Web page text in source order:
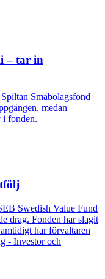
– tar in
Småbolagsfond
medan
i fonden.
Swedish Value Fund
drag. Fonden har slagit
har förvaltaren
- Investor och